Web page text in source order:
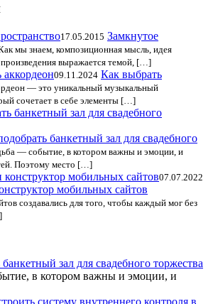
17.05.2015 Замкнутое
мы знаем, композиционная мысль, идея
выражается темой, […]
09.11.2024 Как выбрать
— это уникальный музыкальный
сочетает в себе элементы […]
банкетный зал для свадебного
— событие, в котором важны и эмоции, и
Поэтому место […]
07.07.2022
мобильных сайтов
создавались для того, чтобы каждый мог без
зал для свадебного торжества
в котором важны и эмоции, и
систему внутреннего контроля в